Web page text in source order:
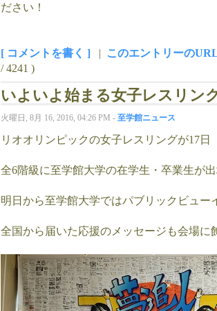
ださい！
[ コメントを書く ] | このエントリーの
/ 4241 )
いよいよ始まる女子レスリン
火曜日, 8月 16, 2016, 04:26 PM - 至学館ニュース
リオオリンピックの女子レスリングが17日
全6階級に至学館大学の在学生・卒業生が
明日から至学館大学ではパブリックビュー
全国から届いた応援のメッセージも会場に